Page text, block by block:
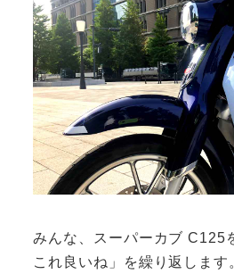
みんな、スーパーカブ C125
これ良いね」を繰り返します